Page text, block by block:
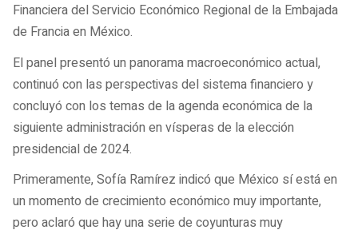
Financiera del Servicio Económico Regional de la Embajada
de Francia en México.
El panel presentó un panorama macroeconómico actual,
continuó con las perspectivas del sistema financiero y
concluyó con los temas de la agenda económica de la
siguiente administración en vísperas de la elección
presidencial de 2024.
Primeramente, Sofía Ramírez indicó que México sí está en
un momento de crecimiento económico muy importante,
pero aclaró que hay una serie de coyunturas muy